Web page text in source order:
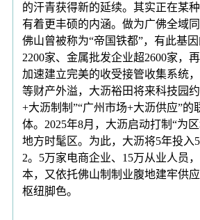
的汗青获得新的延续。其实正在某
有着更丰硕的内涵。做为广佛全域
佛山曾被称为“帝国铁都”，有此基
2200家、金属批发企业超2600家，
加速建立完美的收受接管收集系统
等财产外溢，大沥裕田将来科技园
+大沥制制”“广州市场+大沥供应”
体。2025年8月，大沥启动打制“为
地方时髦区。为此，大沥将5年投入
2。5万家电商企业、15万从业人员
本，又依托佛山制制业腹地建牢供
枢纽脚色。